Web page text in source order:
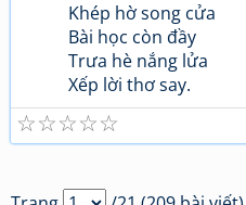
Khép hờ song cửa
Bài học còn đầy
Trưa hè nắng lửa
Xếp lời thơ say.
☆
☆
☆
☆
☆